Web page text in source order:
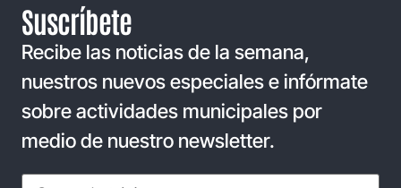
Suscríbete
Recibe las noticias de la semana,
nuestros nuevos especiales e infórmate
sobre actividades municipales por
medio de nuestro newsletter.